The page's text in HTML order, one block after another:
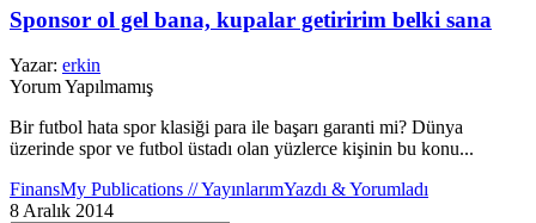
Sponsor ol gel bana, kupalar getiririm belki sana
Yazar: erkin
Yorum Yapılmamış
Bir futbol hata spor klasiği para ile başarı garanti mi? Dünya
üzerinde spor ve futbol üstadı olan yüzlerce kişinin bu konu...
FinansMy Publications // YayınlarımYazdı & Yorumladı
8 Aralık 2014